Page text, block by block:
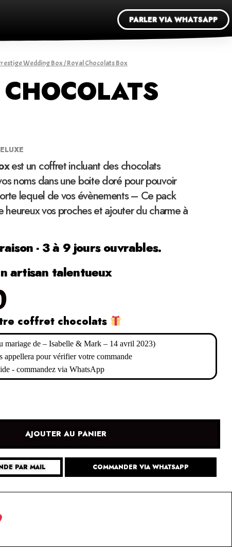
PARLER VIA WHATSAPP
Wedding Box/ Royal Chocolats Box
est un coffret incluant des chocolats
noms dans une boite doré pour pouvoir
lequel de vos évènements – Ce pack
heureux vos proches et ajouter du charme à
- 3 à 9 jours ouvrables.
artisan talentueux
coffret chocolats
AJOUTER AU PANIER
PAR MAIL COMMANDER VIA WHATSAPP